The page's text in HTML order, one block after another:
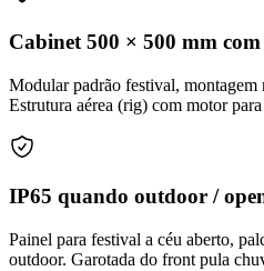
Cabinet 500 × 500 mm
Modular padrão festival,
Estrutura aérea (rig) com motor
IP65 quando outdoor /
Painel para festival a céu aberto,
outdoor. Garotada do front pula